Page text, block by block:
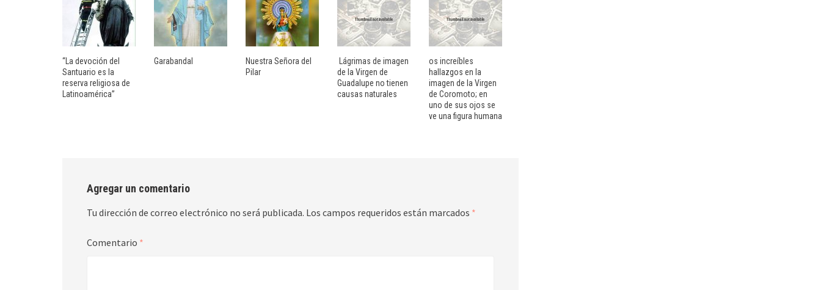
“La devoción del
Santuario es la
reserva religiosa de
Latinoamérica”
Garabandal
Nuestra Señora del
Pilar
Lágrimas de imagen
de la Virgen de
Guadalupe no tienen
causas naturales
os increíbles
hallazgos en la
imagen de la Virgen
de Coromoto; en
uno de sus ojos se
ve una figura humana
Agregar un comentario
Tu dirección de correo electrónico no será publicada. Los campos requeridos están marcados *
Comentario *